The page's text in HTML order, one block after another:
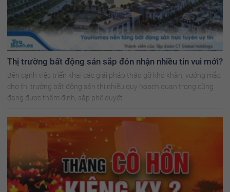
Thị trường bất động sản sắp đón nhận nhiều tin vui mới?
Bên cạnh việc triển khai các giải pháp tháo gỡ khó khăn, vướng mắc
cho thị trường bất động sản thì nhiều quy hoạch quan trọng cũng
đang được thẩm định, sắp phê duyệt.